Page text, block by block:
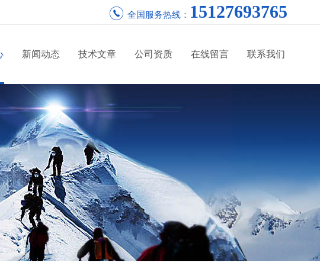
全国服务热线： 15127693765
新闻动态 技术文章 公司资质 在线留言 联系我们